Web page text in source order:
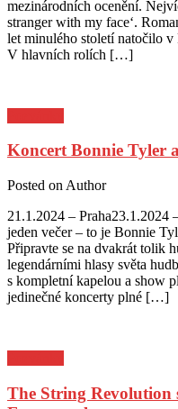
mezinárodních ocenění.
stranger with my face‘.
let minulého století natočilo v
V hlavních rolích […]
Koncert Bonnie Tyler
Posted on Author
21.1.2024 – Praha23.1.2024
jeden večer – to je Bonnie
Připravte se na dvakrát tolik
legendárními hlasy světa
s kompletní kapelou a show
jedinečné koncerty plné […]
The String Revolution